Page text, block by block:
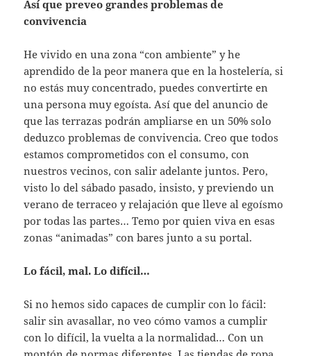
Así que preveo grandes problemas de
convivencia
He vivido en una zona “con ambiente” y he
aprendido de la peor manera que en la hostelería, si
no estás muy concentrado, puedes convertirte en
una persona muy egoísta. Así que del anuncio de
que las terrazas podrán ampliarse en un 50% solo
deduzco problemas de convivencia. Creo que todos
estamos comprometidos con el consumo, con
nuestros vecinos, con salir adelante juntos. Pero,
visto lo del sábado pasado, insisto, y previendo un
verano de terraceo y relajación que lleve al egoísmo
por todas las partes… Temo por quien viva en esas
zonas “animadas” con bares junto a su portal.
Lo fácil, mal. Lo difícil…
Si no hemos sido capaces de cumplir con lo fácil:
salir sin avasallar, no veo cómo vamos a cumplir
con lo difícil, la vuelta a la normalidad… Con un